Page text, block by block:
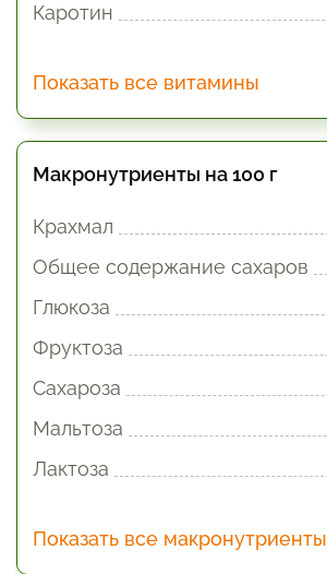
Каротин
Показать все витамины
Макронутриенты на 100 г
Крахмал
Общее содержание сахаров
Глюкоза
Фруктоза
Сахароза
Мальтоза
Лактоза
Показать все макронутриенты